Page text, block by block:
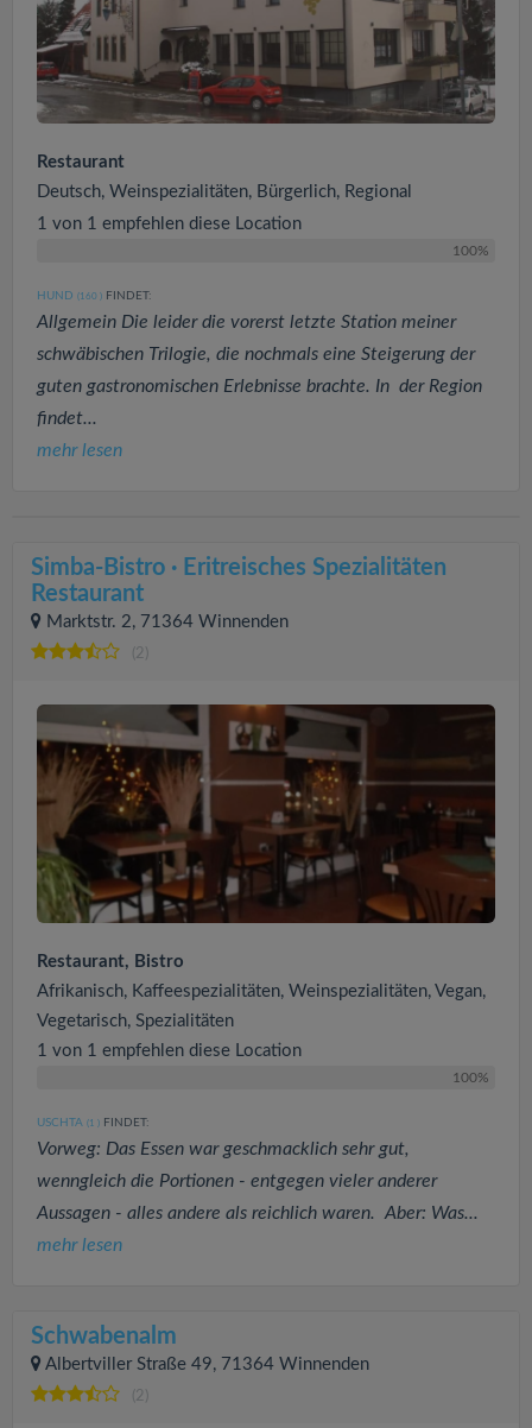
Restaurant
Deutsch, Weinspezialitäten, Bürgerlich, Regional
1 von 1 empfehlen diese Location
100%
HUND (160 ) FINDET:
Allgemein Die leider die vorerst letzte Station meiner
schwäbischen Trilogie, die nochmals eine Steigerung der
guten gastronomischen Erlebnisse brachte. In der Region
findet...
mehr lesen
Simba-Bistro · Eritreisches Spezialitäten
Restaurant
Marktstr. 2, 71364 Winnenden
(2)
Restaurant, Bistro
Afrikanisch, Kaffeespezialitäten, Weinspezialitäten, Vegan,
Vegetarisch, Spezialitäten
1 von 1 empfehlen diese Location
100%
USCHTA (1 ) FINDET:
Vorweg: Das Essen war geschmacklich sehr gut,
wenngleich die Portionen - entgegen vieler anderer
Aussagen - alles andere als reichlich waren. Aber: Was...
mehr lesen
Schwabenalm
Albertviller Straße 49, 71364 Winnenden
(2)